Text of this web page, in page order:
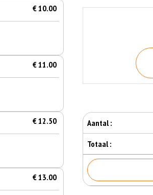
€ 10.00
€ 11.00
€ 12.50
€ 13.00
Aantal :
Totaal :